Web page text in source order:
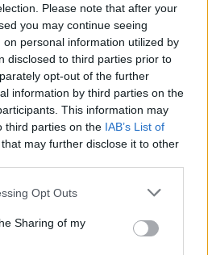
Please note that after your
you may continue seeing
personal information utilized by
disclosed to third parties prior to
opt-out of the further
information by third parties on the
This information may
third parties on the IAB’s List of
that may further disclose it to other
app uses one or more Google
behaviour. You may click to
and its third-party tags to
Opt Outs
Sharing of my